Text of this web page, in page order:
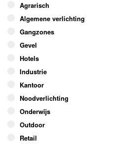
optie
kan
gekozen
worden
op
productpagina
Agrarisch
Algemene verlichting
Gangzones
Gevel
Hotels
Industrie
Kantoor
Noodverlichting
Onderwijs
Outdoor
Retail